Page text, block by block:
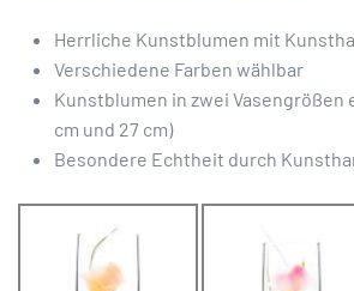
Herrliche Kunstblumen mit
Verschiedene Farben wählbar
Kunstblumen in zwei Vasengrößen
cm und 27 cm)
Besondere Echtheit durch